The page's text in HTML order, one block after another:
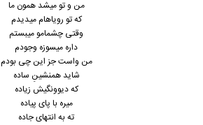
من و تو میشد همون ما
که تو رویاهام میدیدم
وقتی چشمامو میبستم
داره میسوزه وجودم
من واست جز این چی بودم
شاید همنشینِ ساده
که دیوونگیش زیاده
میره با پای پیاده
ته به انتهای جاده